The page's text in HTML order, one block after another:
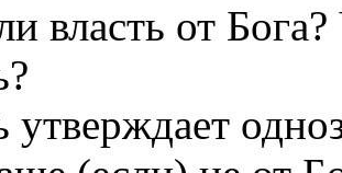
власть от
утверждает